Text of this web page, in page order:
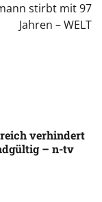
stirbt mit 97
Jahren – WELT
verhindert
– n-tv